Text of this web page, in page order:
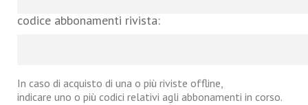
codice abbonamenti rivista:
In caso di acquisto di una o più riviste offline,
indicare uno o più codici relativi agli abbonamenti in corso.